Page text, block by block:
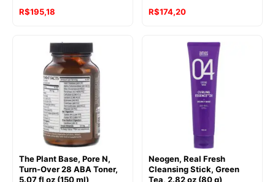
R$195,18
R$174,20
The Plant Base, Pore N,
Turn-Over 28 ABA Toner,
5.07 fl oz (150 ml)
Neogen, Real Fresh
Cleansing Stick, Green
Tea, 2.82 oz (80 g)